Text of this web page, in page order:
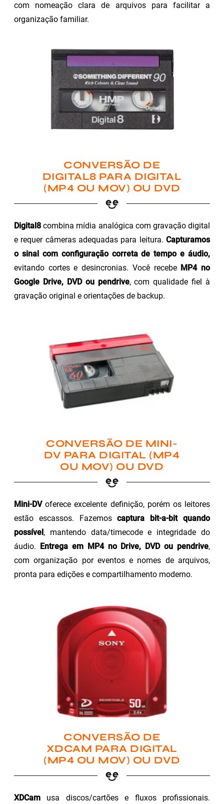
com nomeação clara de arquivos para facilitar a
organização familiar.
CONVERSÃO DE
DIGITAL8 PARA DIGITAL
(MP4 OU MOV) OU DVD
Digital8 combina mídia analógica com gravação digital
e requer câmeras adequadas para leitura. Capturamos
o sinal com configuração correta de tempo e áudio,
evitando cortes e desincronias. Você recebe MP4 no
Google Drive, DVD ou pendrive, com qualidade fiel à
gravação original e orientações de backup.
CONVERSÃO DE MINI-
DV PARA DIGITAL (MP4
OU MOV) OU DVD
Mini-DVoferece excelente definição, porém os leitores
estão escassos. Fazemoscaptura bit-a-bit quando
possível, mantendo data/timecode e integridade do
áudio. Entrega em MP4 no Drive, DVD ou pendrive,
com organização por eventos e nomes de arquivos,
pronta para edições e compartilhamento moderno.
CONVERSÃO DE
XDCAM PARA DIGITAL
(MP4 OU MOV) OU DVD
XDCam usa discos/cartões e fluxos profissionais.